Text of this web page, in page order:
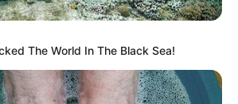
The World In The Black Sea!